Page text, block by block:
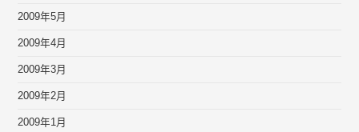
2009年5月
2009年4月
2009年3月
2009年2月
2009年1月